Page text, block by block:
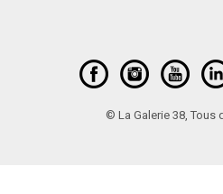
© La Galerie 38, Tous